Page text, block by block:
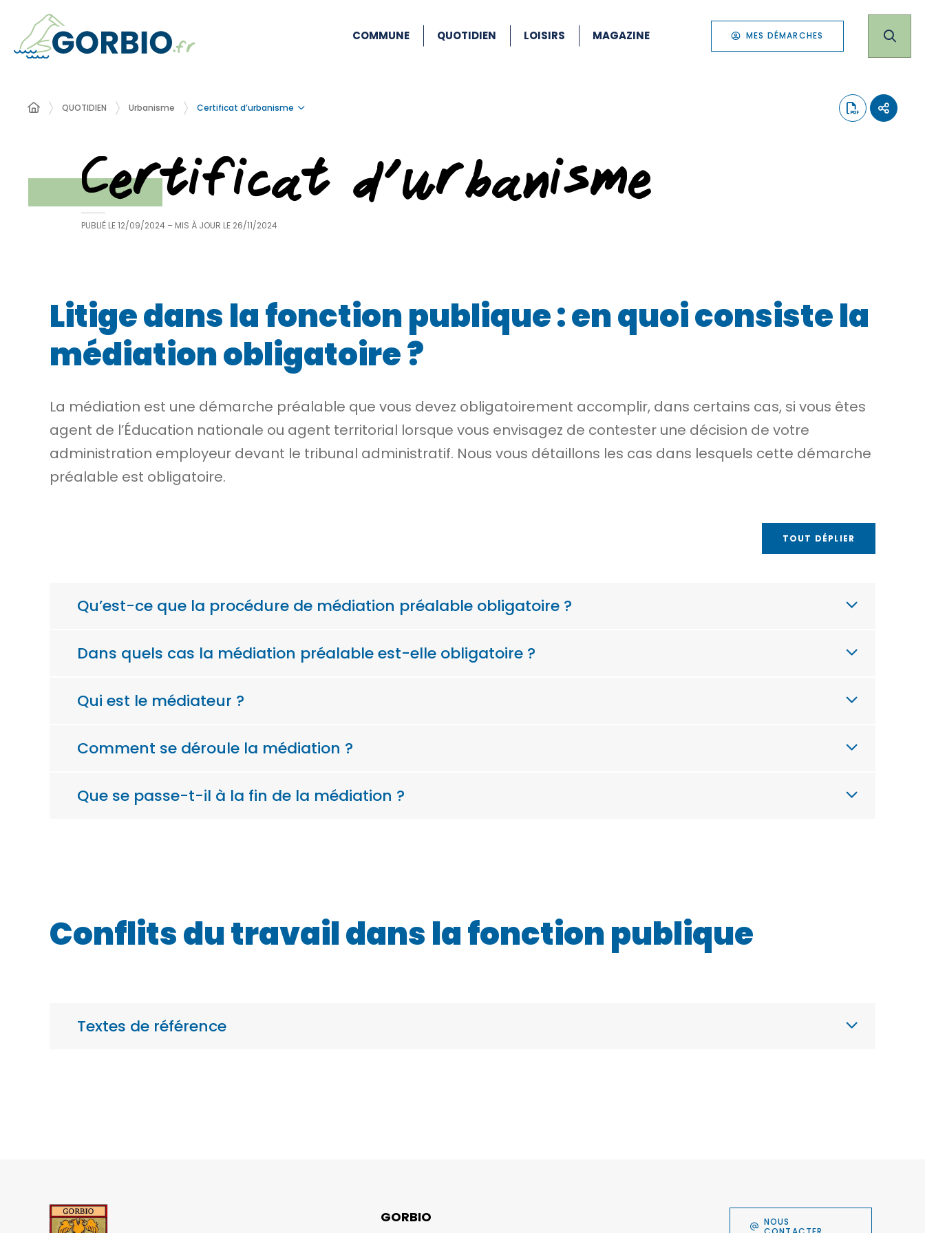
COMMUNE QUOTIDIEN LOISIRS MAGAZINE MES DÉMARCHES
QUOTIDIEN Urbanisme Certificat d’urbanisme
Certificat d’urbanisme
PUBLIÉ LE12/09/2024 – MIS À JOUR LE 26/11/2024
Litige dans la fonction publique : en quoi consiste la
médiation obligatoire ?
La médiation est une démarche préalable que vous devez obligatoirement accomplir, dans certains cas, si vous êtes
agent de l’Éducation nationale ou agent territorial lorsque vous envisagez de contester une décision de votre
administration employeur devant le tribunal administratif. Nous vous détaillons les cas dans lesquels cette démarche
préalable est obligatoire.
TOUT DÉPLIER
Qu’est-ce que la procédure de médiation préalable obligatoire ?
Dans quels cas la médiation préalable est-elle obligatoire ?
Qui est le médiateur ?
Comment se déroule la médiation ?
Que se passe-t-il à la fin de la médiation ?
Conflits du travail dans la fonction publique
Textes de référence
GORBIO
NOUS